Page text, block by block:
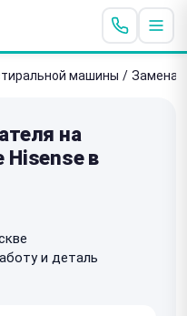
машины / Замена
на
Hisense в
и деталь